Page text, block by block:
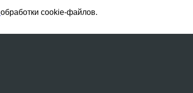
обработки cookie-файлов.